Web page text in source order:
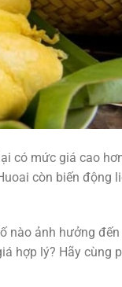
có mức giá cao
còn biến động
nào ảnh hưởng
hợp lý? Hãy cùng